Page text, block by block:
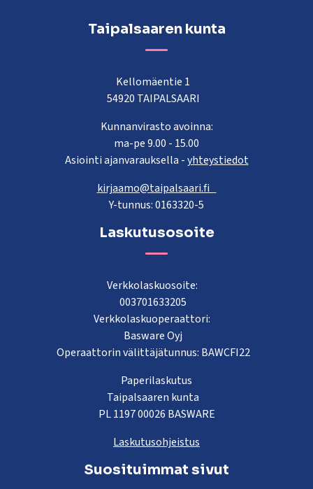
Taipalsaaren kunta
Kellomäentie 1
54920 TAIPALSAARI
Kunnanvirasto avoinna:
ma-pe 9.00 - 15.00
Asiointi ajanvarauksella -yhteystiedot
kirjaamo@taipalsaari.fi
Y-tunnus: 0163320-5
Laskutusosoite
Verkkolaskuosoite:
003701633205
Verkkolaskuoperaattori:
Basware Oyj
Operaattorin välittäjätunnus: BAWCFI22
Paperilaskutus
Taipalsaaren kunta
PL 1197 00026 BASWARE
Laskutusohjeistus
Suosituimmat sivut